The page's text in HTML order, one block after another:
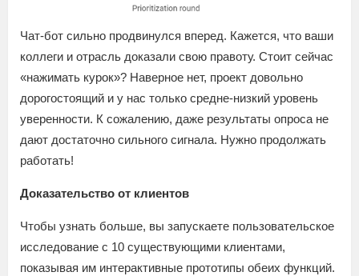
Чат-бот сильно продвинулся вперед. Кажется, что ваши
коллеги и отрасль доказали свою правоту. Стоит сейчас
«нажимать курок»? Наверное нет, проект довольно
дорогостоящий и у нас только средне-низкий уровень
уверенности. К сожалению, даже результаты опроса не
дают достаточно сильного сигнала. Нужно продолжать
работать!
Доказательство от клиентов
Чтобы узнать больше, вы запускаете пользовательское
исследование с 10 существующими клиентами,
показывая им интерактивные прототипы обеих функций.